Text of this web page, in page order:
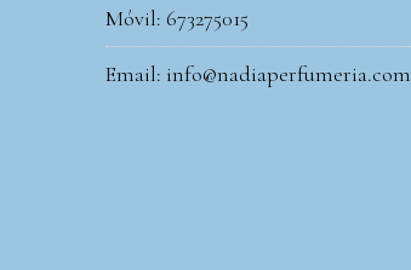
Móvil: 673275015
Email: info@nadiaperfumeria.com